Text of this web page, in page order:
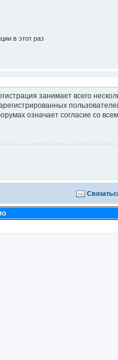
в этот раз
занимает всего
означает согласие со